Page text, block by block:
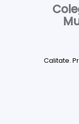
Calitate.